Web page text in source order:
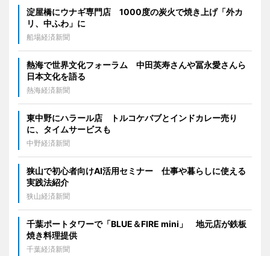
淀屋橋にウナギ専門店 1000度の炭火で焼き上げ「外カ
リ、中ふわ」に
船場経済新聞
熱海で世界文化フォーラム 中田英寿さんや冨永愛さんら
日本文化を語る
熱海経済新聞
東中野にハラール店 トルコケバブとインドカレー売り
に、タイムサービスも
中野経済新聞
狭山で初心者向けAI活用セミナー 仕事や暮らしに使える
実践法紹介
狭山経済新聞
千葉ポートタワーで「BLUE＆FIRE mini」 地元店が鉄板
焼き料理提供
千葉経済新聞